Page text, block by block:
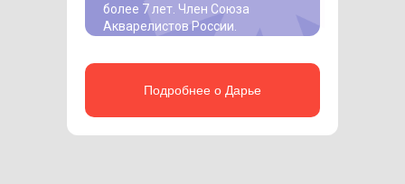
более 7 лет. Член Союза
Акварелистов России.
Подробнее о Дарье